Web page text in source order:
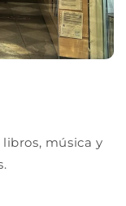
música y